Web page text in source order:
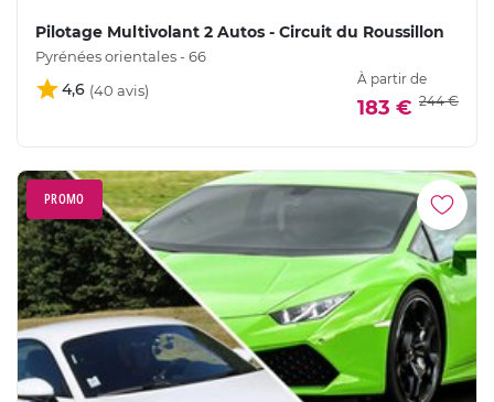
Pilotage Multivolant 2 Autos - Circuit du Roussillon
Pyrénées orientales - 66
4,6
À partir de
183 € 244 €
PROMO